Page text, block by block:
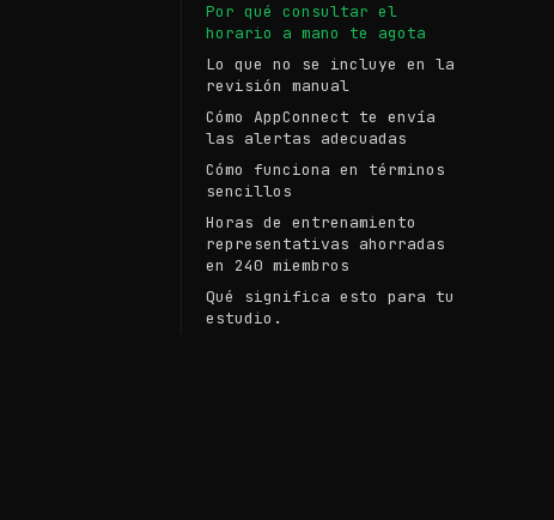
Por qué consultar el
horario a mano te agota
Lo que no se incluye en la
revisión manual
Cómo AppConnect te envía
las alertas adecuadas
Cómo funciona en términos
sencillos
Horas de entrenamiento
representativas ahorradas
en 240 miembros
Qué significa esto para tu
estudio.